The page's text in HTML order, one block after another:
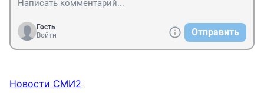
Гость
Войти
Отправить
Новости СМИ2